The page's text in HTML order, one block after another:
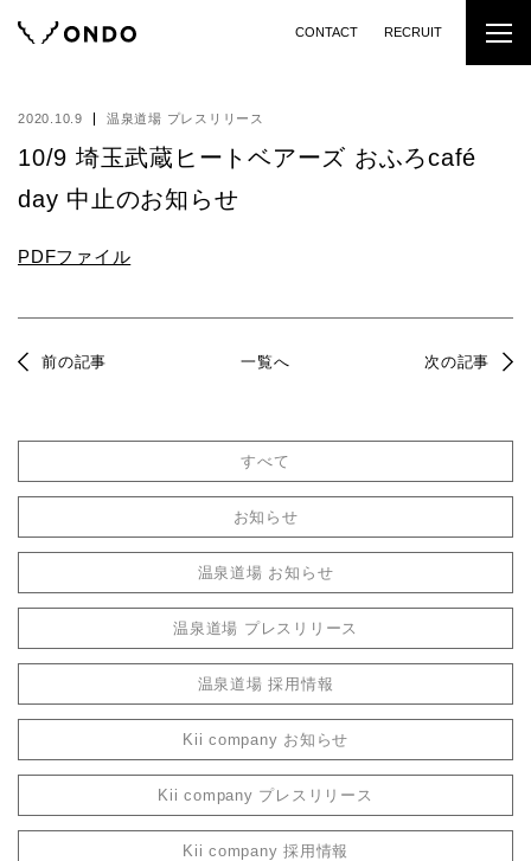
CONTACT RECRUIT
2020.10.9 温泉道場 プレスリリース
10/9 埼玉武蔵ヒートベアーズ おふろcafé
day 中止のお知らせ
PDFファイル
前の記事 一覧へ 次の記事
すべて
お知らせ
温泉道場 お知らせ
温泉道場 プレスリリース
温泉道場 採用情報
Kii company お知らせ
Kii company プレスリリース
Kii company 採用情報